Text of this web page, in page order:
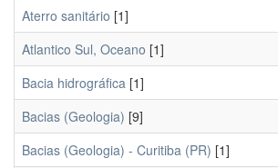
Aterro sanitário [1]
Atlantico Sul, Oceano [1]
Bacia hidrográfica [1]
Bacias (Geologia) [9]
Bacias (Geologia) - Curitiba (PR) [1]